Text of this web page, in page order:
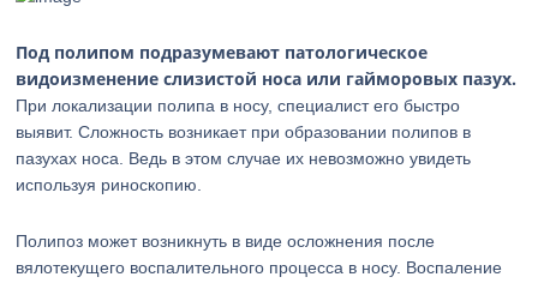
Под полипом подразумевают патологическое
видоизменение слизистой носа или гайморовых пазух.
При локализации полипа в носу, специалист его быстро
выявит. Сложность возникает при образовании полипов в
пазухах носа. Ведь в этом случае их невозможно увидеть
используя риноскопию.
Полипоз может возникнуть в виде осложнения после
вялотекущего воспалительного процесса в носу. Воспаление